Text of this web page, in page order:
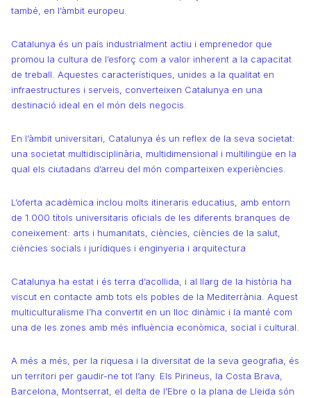
també, en l’àmbit europeu.
Catalunya és un país industrialment actiu i emprenedor que
promou la cultura de l’esforç com a valor inherent a la capacitat
de treball. Aquestes característiques, unides a la qualitat en
infraestructures i serveis, converteixen Catalunya en una
destinació ideal en el món dels negocis.
En l’àmbit universitari, Catalunya és un reflex de la seva societat:
una societat multidisciplinària, multidimensional i multilingüe en la
qual els ciutadans d’arreu del món comparteixen experiències.
L’oferta acadèmica inclou molts itineraris educatius, amb entorn
de 1.000 títols universitaris oficials de les diferents branques de
coneixement: arts i humanitats, ciències, ciències de la salut,
ciències socials i jurídiques i enginyeria i arquitectura
Catalunya ha estat i és terra d’acollida, i al llarg de la història ha
viscut en contacte amb tots els pobles de la Mediterrània. Aquest
multiculturalisme l’ha convertit en un lloc dinàmic i la manté com
una de les zones amb més influència econòmica, social i cultural.
A més a més, per la riquesa i la diversitat de la seva geografia, és
un territori per gaudir-ne tot l’any. Els Pirineus, la Costa Brava,
Barcelona, Montserrat, el delta de l’Ebre o la plana de Lleida són